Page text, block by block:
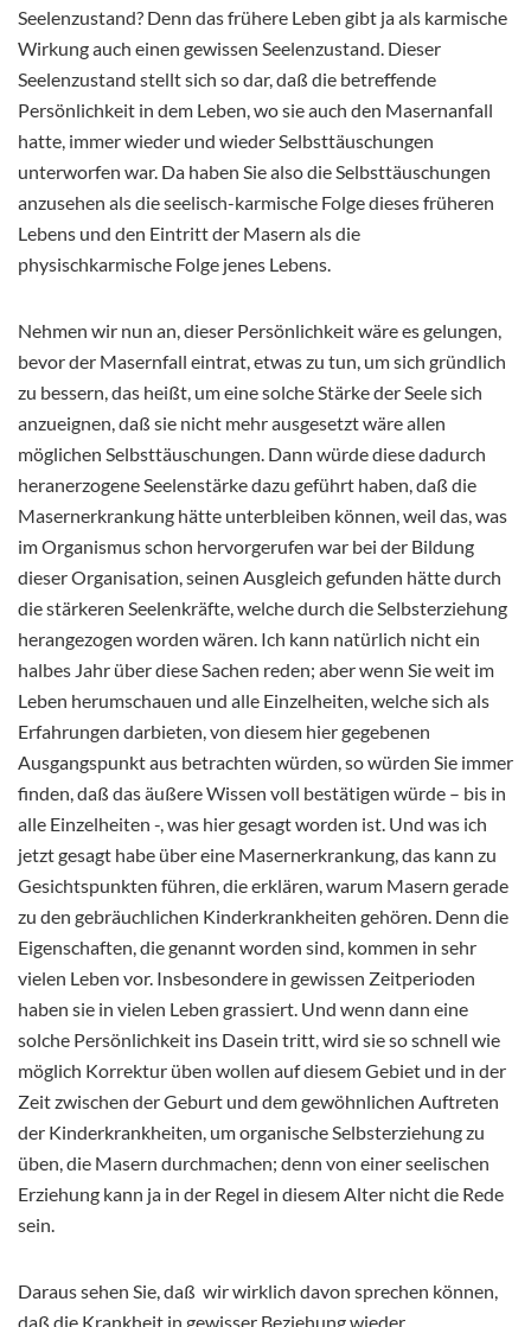
Seelenzustand? Denn das frühere Leben gibt ja als karmische
Wirkung auch einen gewissen Seelenzustand. Dieser
Seelenzustand stellt sich so dar, daß die betreffende
Persönlichkeit in dem Leben, wo sie auch den Masernanfall
hatte, immer wieder und wieder Selbsttäuschungen
unterworfen war. Da haben Sie also die Selbsttäuschungen
anzusehen als die seelisch-karmische Folge dieses früheren
Lebens und den Eintritt der Masern als die
physischkarmische Folge jenes Lebens.
Nehmen wir nun an, dieser Persönlichkeit wäre es gelungen,
bevor der Masernfall eintrat, etwas zu tun, um sich gründlich
zu bessern, das heißt, um eine solche Stärke der Seele sich
anzueignen, daß sie nicht mehr ausgesetzt wäre allen
möglichen Selbsttäuschungen. Dann würde diese dadurch
heranerzogene Seelenstärke dazu geführt haben, daß die
Masernerkrankung hätte unterbleiben können, weil das, was
im Organismus schon hervorgerufen war bei der Bildung
dieser Organisation, seinen Ausgleich gefunden hätte durch
die stärkeren Seelenkräfte, welche durch die Selbsterziehung
herangezogen worden wären. Ich kann natürlich nicht ein
halbes Jahr über diese Sachen reden; aber wenn Sie weit im
Leben herumschauen und alle Einzelheiten, welche sich als
Erfahrungen darbieten, von diesem hier gegebenen
Ausgangspunkt aus betrachten würden, so würden Sie immer
finden, daß das äußere Wissen voll bestätigen würde – bis in
alle Einzelheiten -, was hier gesagt worden ist. Und was ich
jetzt gesagt habe über eine Masernerkrankung, das kann zu
Gesichtspunkten führen, die erklären, warum Masern gerade
zu den gebräuchlichen Kinderkrankheiten gehören. Denn die
Eigenschaften, die genannt worden sind, kommen in sehr
vielen Leben vor. Insbesondere in gewissen Zeitperioden
haben sie in vielen Leben grassiert. Und wenn dann eine
solche Persönlichkeit ins Dasein tritt, wird sie so schnell wie
möglich Korrektur üben wollen auf diesem Gebiet und in der
Zeit zwischen der Geburt und dem gewöhnlichen Auftreten
der Kinderkrankheiten, um organische Selbsterziehung zu
üben, die Masern durchmachen; denn von einer seelischen
Erziehung kann ja in der Regel in diesem Alter nicht die Rede
sein.
Daraus sehen Sie, daß wir wirklich davon sprechen können,
daß die Krankheit in gewisser Beziehung wieder